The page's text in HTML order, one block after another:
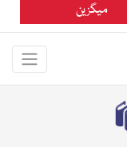
میگزین